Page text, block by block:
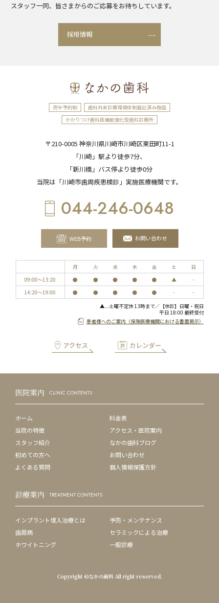
スタッフ一同、皆さまからのご応募をお待ちしています。
採用情報
完全予約制
歯科外来診療環境体制届出済み施設
かかりつけ歯科医機能強化型歯科診療所
〒210-0005 神奈川県川崎市川崎区東田町11-1
「川崎」駅より徒歩7分、
「新川橋」バス停より徒歩0分
当院は「川崎市歯周疾患検診」実施医療機関です。
044-246-0648
WEB予約 お問い合わせ
月 火 水 木 金 土
日
09:00〜13:20
● ● ● ● ● ▲
-
14:20〜19:00
● ● ● ● ● -
-
▲...土曜不定休 13時まで／【休診】日曜・祝日
平日 18:00 最終受付
患者様へのご案内（保険医療機関における書面掲示）
アクセス カレンダー
医院案内 CLINIC CONTENTS
ホーム
当院の特徴
スタッフ紹介
初めての方へ
よくある質問
料金表
アクセス・医院案内
なかの歯科ブログ
お問い合わせ
個人情報保護方針
診療案内 TREATMENT CONTENTS
インプラント埋入治療とは
歯周病
ホワイトニング
予防・メンテナンス
セラミックによる治療
一般診療
Copyright ©なかの歯科 All right reserved.